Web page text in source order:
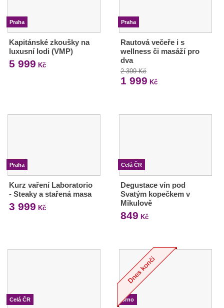
Praha
Kapitánské zkoušky na
luxusní lodi (VMP)
5 999 Kč
Praha
Rautová večeře i s
wellness či masáží pro
dva
2 399 Kč
1 999 Kč
Praha
Kurz vaření Laboratorio
- Steaky a stařená masa
3 999 Kč
Celá ČR
Degustace vín pod
Svatým kopečkem v
Mikulově
849 Kč
Celá ČR Brno